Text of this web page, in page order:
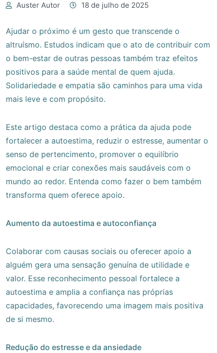
Auster Autor 18 de julho de 2025
Ajudar o próximo é um gesto que transcende o
altruísmo. Estudos indicam que o ato de contribuir com
o bem-estar de outras pessoas também traz efeitos
positivos para a saúde mental de quem ajuda.
Solidariedade e empatia são caminhos para uma vida
mais leve e com propósito.
Este artigo destaca como a prática da ajuda pode
fortalecer a autoestima, reduzir o estresse, aumentar o
senso de pertencimento, promover o equilíbrio
emocional e criar conexões mais saudáveis com o
mundo ao redor. Entenda como fazer o bem também
transforma quem oferece apoio.
Aumento da autoestima e autoconfiança
Colaborar com causas sociais ou oferecer apoio a
alguém gera uma sensação genuína de utilidade e
valor. Esse reconhecimento pessoal fortalece a
autoestima e amplia a confiança nas próprias
capacidades, favorecendo uma imagem mais positiva
de si mesmo.
Redução do estresse e da ansiedade